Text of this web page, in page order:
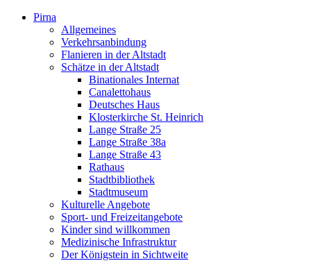
Pirna
Allgemeines
Verkehrsanbindung
Flanieren in der Altstadt
Schätze in der Altstadt
Binationales Internat
Canalettohaus
Deutsches Haus
Klosterkirche St. Heinrich
Lange Straße 25
Lange Straße 38a
Lange Straße 43
Rathaus
Stadtbibliothek
Stadtmuseum
Kulturelle Angebote
Sport- und Freizeitangebote
Kinder sind willkommen
Medizinische Infrastruktur
Der Königstein in Sichtweite